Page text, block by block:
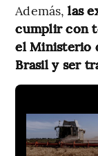
Además, las
cumplir con
el Ministerio
Brasil y ser